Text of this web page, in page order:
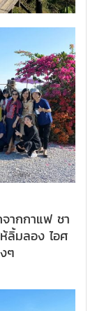
ากกาแฟ ชา
ลิ้มลอง ไอศ
ๆ